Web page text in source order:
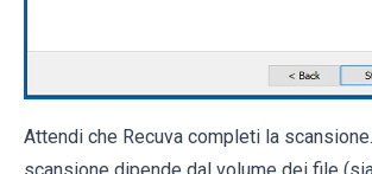
Attendi che Recuva completi la